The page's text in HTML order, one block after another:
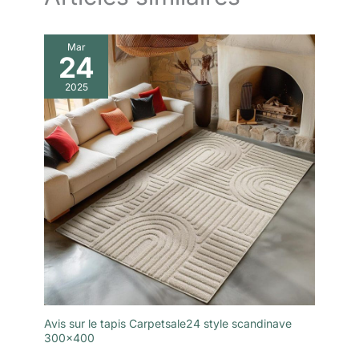
Mar
24
2025
Avis sur le tapis Carpetsale24 style scandinave
300×400